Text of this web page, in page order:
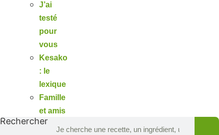
J’ai
testé
pour
vous
Kesako
: le
lexique
Famille
et amis
Rechercher